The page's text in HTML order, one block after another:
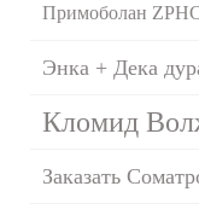
Примоболан
Энка + Дека
Кломид
Заказать